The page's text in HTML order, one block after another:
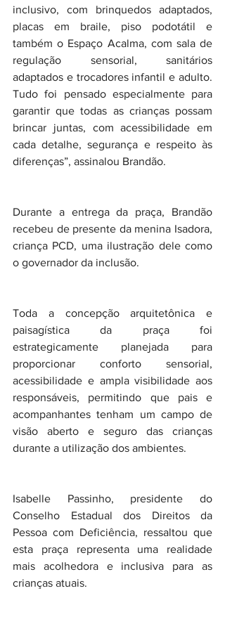
inclusivo, com brinquedos adaptados,
placas em braile, piso podotátil e
também o Espaço Acalma, com sala de
regulação sensorial, sanitários
adaptados e trocadores infantil e adulto.
Tudo foi pensado especialmente para
garantir que todas as crianças possam
brincar juntas, com acessibilidade em
cada detalhe, segurança e respeito às
diferenças”, assinalou Brandão.
Durante a entrega da praça, Brandão
recebeu de presente da menina Isadora,
criança PCD, uma ilustração dele como
o governador da inclusão.
Toda a concepção arquitetônica e
paisagística da praça foi
estrategicamente planejada para
proporcionar conforto sensorial,
acessibilidade e ampla visibilidade aos
responsáveis, permitindo que pais e
acompanhantes tenham um campo de
visão aberto e seguro das crianças
durante a utilização dos ambientes.
Isabelle Passinho, presidente do
Conselho Estadual dos Direitos da
Pessoa com Deficiência, ressaltou que
esta praça representa uma realidade
mais acolhedora e inclusiva para as
crianças atuais.